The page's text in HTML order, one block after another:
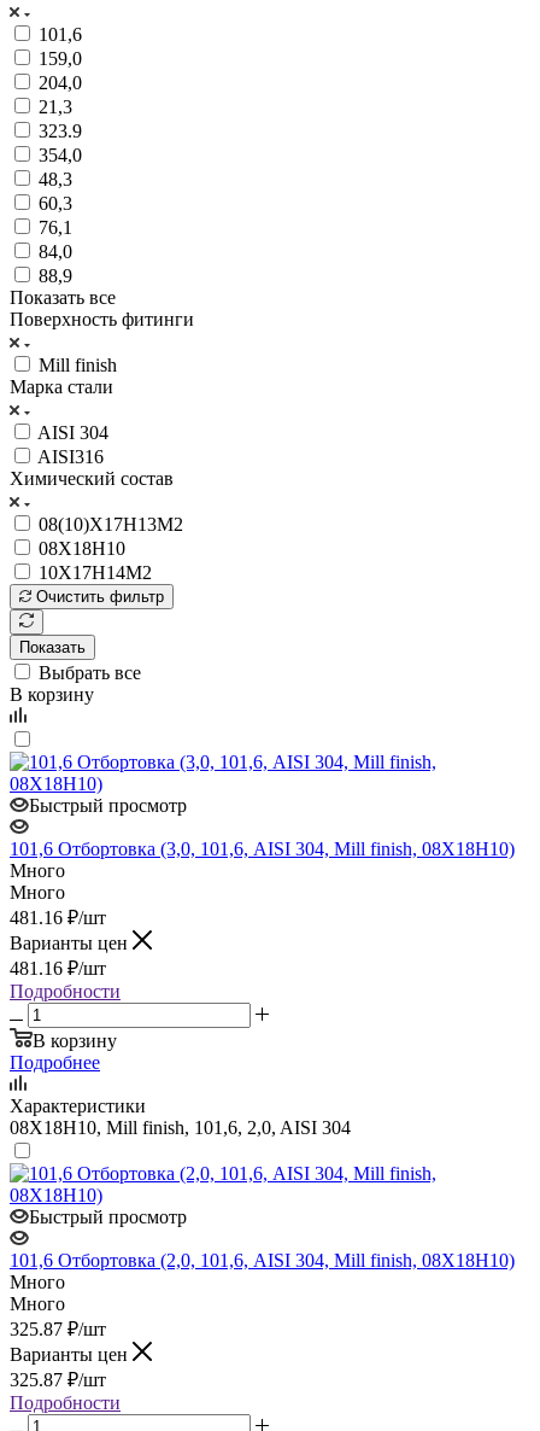
101,6
159,0
204,0
21,3
323.9
354,0
48,3
60,3
76,1
84,0
88,9
Показать все
Поверхность фитинги
Mill finish
Марка стали
AISI 304
AISI316
Химический состав
08(10)Х17Н13М2
08Х18Н10
10Х17Н14М2
Очистить фильтр
Показать
Выбрать все
В корзину
Быстрый просмотр
101,6 Отбортовка (3,0, 101,6, AISI 304, Mill finish, 08Х18Н10)
Много
Много
481.16 ₽/шт
Варианты цен
481.16 ₽/шт
Подробности
В корзину
Подробнее
Характеристики
08Х18Н10, Mill finish, 101,6, 2,0, AISI 304
Быстрый просмотр
101,6 Отбортовка (2,0, 101,6, AISI 304, Mill finish, 08Х18Н10)
Много
Много
325.87 ₽/шт
Варианты цен
325.87 ₽/шт
Подробности